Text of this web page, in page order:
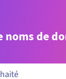
de